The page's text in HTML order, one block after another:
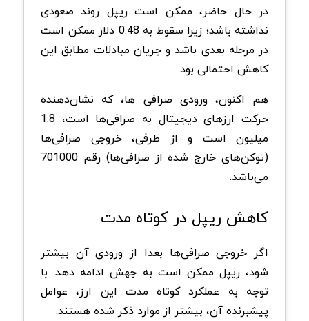
در حال حاضر، ممکن است ریپل روند صعودی
نداشته باشد؛ زیرا سقوط به 0.48 دلار ممکن است
در مرحله بعدی باشد و جریان مبادلات مطابق این
کاهش احتمالی بود.
هم اکنون، ورودی صرافی ها، که نشان‌دهنده
حرکت ارزهای دیجیتال به صرافی‌ها است، 1.8
میلیون است و از طرفی، خروجی صرافی‌ها
(توکن‌های خارج شده از صرافی‌ها) رقم 701000
می‌باشد.
کاهش ریپل در کوتاه مدت
اگر خروجی صرافی‌ها بعدا از ورودی آن بیشتر
شود، ریپل ممکن است به جهش ادامه دهد. با
توجه به عملکرد کوتاه ‌مدت این ارز، عوامل
پیشبرنده آن، بیشتر از موارد ذکر شده هستند.